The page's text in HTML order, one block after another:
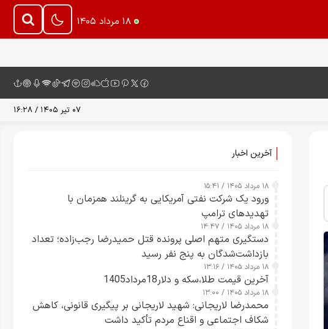
۱۸ مرداد ۱۴۰۵
۰۷ تیر ۱۴۰۵ / ۱۶:۲۸
آخرین اخبار
۱۸ مرداد ۱۴۰۵ / ۱۵:۴۱
ورود یک شرکت نفتی آمریکایی به گرینلند همزمان با
تهدیدهای ترامپ
۱۸ مرداد ۱۴۰۵ / ۱۴:۴۷
دستگیری متهم اصلی پرونده قتل حمیدرضا رجب‌زاده؛ تعداد
بازداشت‌شدگان به پنج نفر رسید
۱۸ مرداد ۱۴۰۵ / ۱۳:۱۶
آخرین قیمت طلا،سکه و دلار18مرداد1405
۱۸ مرداد ۱۴۰۵ / ۱۳:۰۰
محمدرضا لاریجانی: شهید لاریجانی بر پیگیری قانونی، کاهش
شکاف اجتماعی و اقناع مردم تأکید داشت